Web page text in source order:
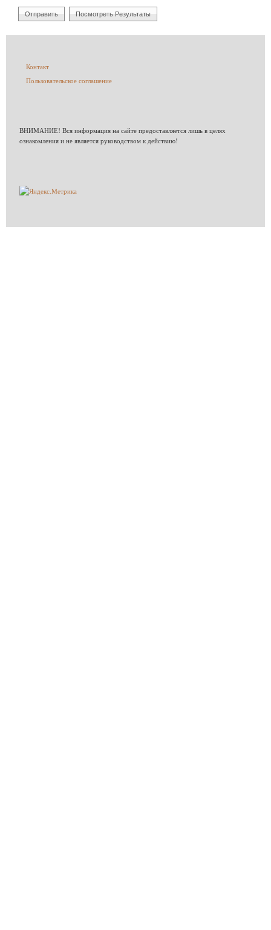
Меню
подвале
Контакт
Пользовательское соглашение
ВНИМАНИЕ! Вся информация на сайте предоставляется лишь в целях
ознакомления и не является руководством к действию!